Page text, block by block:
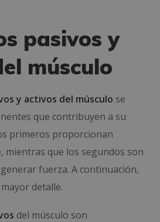
pasivos y
músculo
y activos del músculo se
que contribuyen a su
primeros proporcionan
mientras que los segundos son
fuerza. A continuación,
detalle.
del músculo son